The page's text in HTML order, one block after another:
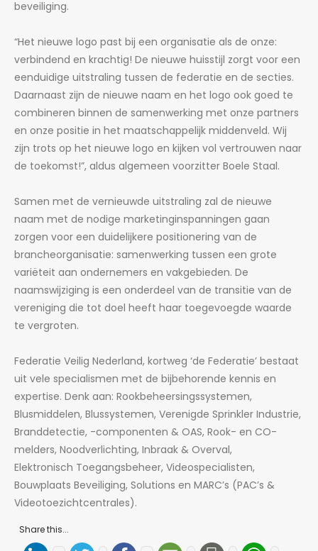
beveiliging.
“Het nieuwe logo past bij een organisatie als de onze:
verbindend en krachtig! De nieuwe huisstijl zorgt voor een
eenduidige uitstraling tussen de federatie en de secties.
Daarnaast zijn de nieuwe naam en het logo ook goed te
combineren binnen de samenwerking met onze partners
en onze positie in het maatschappelijk middenveld. Wij
zijn trots op het nieuwe logo en kijken vol vertrouwen naar
de toekomst!”, aldus algemeen voorzitter Boele Staal.
Samen met de vernieuwde uitstraling zal de nieuwe
naam met de nodige marketinginspanningen gaan
zorgen voor een duidelijkere positionering van de
brancheorganisatie: samenwerking tussen een grote
variëteit aan ondernemers en vakgebieden. De
naamswijziging is een onderdeel van de transitie van de
vereniging die tot doel heeft haar toegevoegde waarde
te vergroten.
Federatie Veilig Nederland, kortweg ‘de Federatie’ bestaat
uit vele specialismen met de bijbehorende kennis en
expertise. Denk aan: Rookbeheersingssystemen,
Blusmiddelen, Blussystemen, Verenigde Sprinkler Industrie,
Branddetectie, -componenten & OAS, Rook- en CO-
melders, Noodverlichting, Inbraak & Overval,
Elektronisch Toegangsbeheer, Videospecialisten,
Bouwplaats Beveiliging, Solutions en MARC’s (PAC’s &
Videotoezichtcentrales).
Share this...